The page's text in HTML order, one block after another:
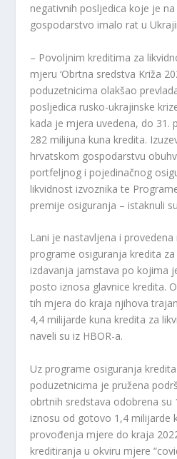
negativnih posljedica koje je
gospodarstvo imalo rat u
– Povoljnim kreditima za
mjeru ‘Obrtna sredstva Križa
poduzetnicima olakšao
posljedica rusko-ukrajinske
kada je mjera uvedena, do 31.
282 milijuna kuna kredita.
hrvatskom gospodarstvu
portfeljnog i pojedinačnog
likvidnost izvoznika te
premije osiguranja – istaknuli
Lani je nastavljena i provedena
programe osiguranja kredita
izdavanja jamstava po kojima
posto iznosa glavnice kredita.
tih mjera do kraja njihova
4,4 milijarde kuna kredita za
naveli su iz HBOR-a.
Uz programe osiguranja
poduzetnicima je pružena
obrtnih sredstava odobrena su
iznosu od gotovo 1,4 milijarde
provođenja mjere do kraja
kreditiranja u okviru mjere